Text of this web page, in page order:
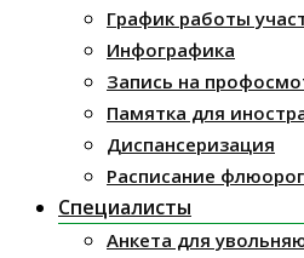
График работы
Инфографика
Запись на
Памятка для
Диспансеризация
Расписание
Специалисты
Анкета для